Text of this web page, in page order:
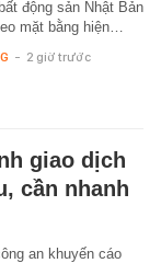
động sản Nhật Bản
mặt bằng hiện…
- 2 giờ trước
giao dịch
cần nhanh
an khuyến cáo